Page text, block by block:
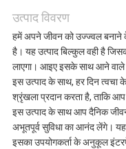
उद्धरण
का
अनुरोध
करें
उत्पाद विवरण
हमें अपने जीवन को उज्ज्वल बनाने
है। यह उत्पाद बिल्कुल वही है
लाएगा। आइए इसके साथ आने वाले
इस उत्पाद के साथ, हर दिन त्वचा
श्रृंखला प्रदान करता है, ताकि
इस उत्पाद के साथ आप दैनिक
अभूतपूर्व सुविधा का आनंद लेंगे।
इसका उपयोगकर्ता के अनुकूल